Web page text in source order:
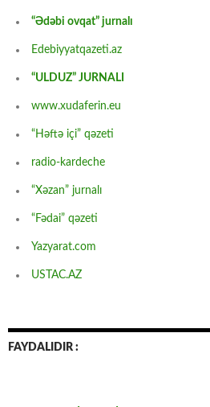
“Ədəbi ovqat” jurnalı
Edebiyyatqazeti.az
“ULDUZ” JURNALI
www.xudaferin.eu
“Həftə içi” qəzeti
radio-kardeche
“Xəzan” jurnalı
“Fədai” qəzeti
Yazyarat.com
USTAC.AZ
FAYDALIDIR :